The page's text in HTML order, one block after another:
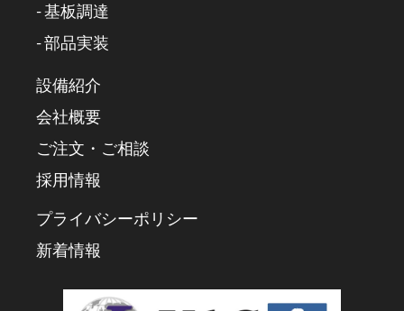
- 基板調達
- 部品実装
設備紹介
会社概要
ご注文・ご相談
採用情報
プライバシーポリシー
新着情報